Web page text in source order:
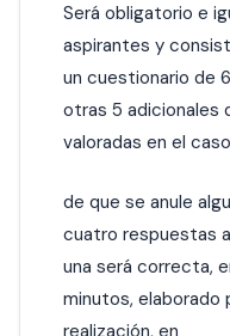
Será obligatorio e
aspirantes y
un cuestionario de
otras 5 adicionales
valoradas en el caso
de que se anule
cuatro respuestas
una será correcta,
minutos, elaborado
realización, en